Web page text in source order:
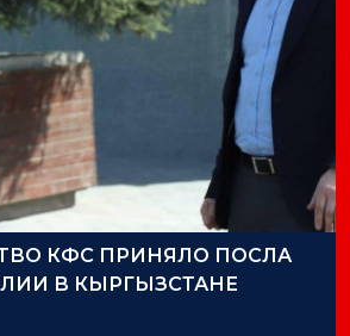
КФС ПРИНЯЛО ПОСЛА
В КЫРГЫЗСТАНЕ